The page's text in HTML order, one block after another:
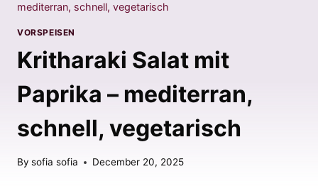
mediterran, schnell, vegetarisch
VORSPEISEN
Kritharaki Salat mit
Paprika – mediterran,
schnell, vegetarisch
By sofia sofia December 20, 2025